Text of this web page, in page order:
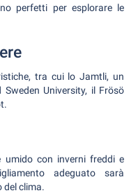
perfetti per esplorare le
tra cui lo Jamtli, un
University, il Frösö
umido con inverni freddi e
adeguato sarà
del clima.